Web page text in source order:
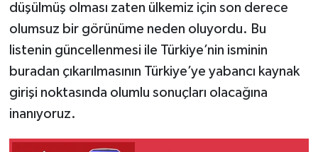
düşülmüş olması zaten ülkemiz için son derece
olumsuz bir görünüme neden oluyordu. Bu
listenin güncellenmesi ile Türkiye’nin isminin
buradan çıkarılmasının Türkiye’ye yabancı kaynak
girişi noktasında olumlu sonuçları olacağına
inanıyoruz.